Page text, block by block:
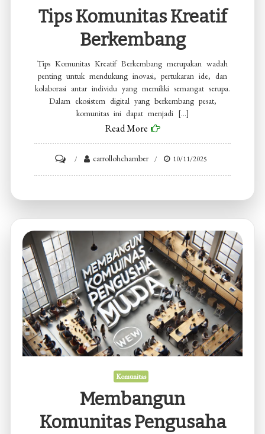
Tips Komunitas Kreatif
Berkembang
Tips Komunitas Kreatif Berkembang merupakan wadah
penting untuk mendukung inovasi, pertukaran ide, dan
kolaborasi antar individu yang memiliki semangat serupa.
Dalam ekosistem digital yang berkembang pesat,
komunitas ini dapat menjadi […]
Read More
Tips
carrollohchamber 10/11/2025
Komunitas
Membangun
Komunitas Pengusaha